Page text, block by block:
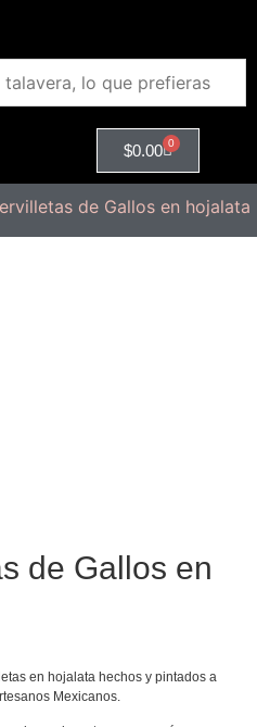
$0.00 0
de Gallos en hojalata
de Gallos en
en hojalata hechos y pintados a
Mexicanos.